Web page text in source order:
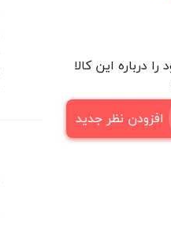
درباره این کالا
افزودن نظر جدید